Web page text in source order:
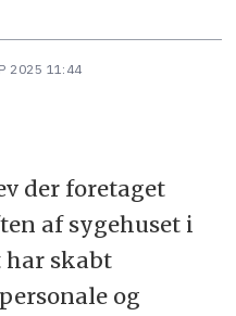
2025 11:44
der foretaget
af sygehuset i
har skabt
og